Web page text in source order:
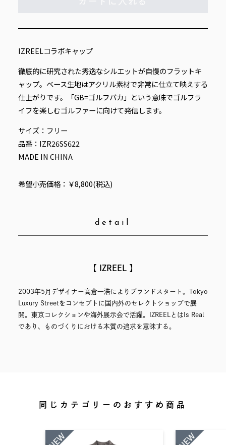
IZREELコラボキャップ
徹底的に研究された秀逸なシルエットが自慢のフラットキ
ャップ。ベース生地はアクリル素材で非常に仕立て映えする
仕上がりです。「GB=ゴルフバカ」という意味でゴルフラ
イフを楽しむゴルファーに向けて発信します。
サイズ：フリー
品番：IZR26SS622
MADE IN CHINA
希望小売価格：￥8,800(税込)
detail
【 IZREEL 】
2003年5月デザイナー高倉一浩によりブランドスタート。Tokyo
Luxury Streetをコンセプトに国内外のセレクトショップで展
開。東京コレクションや海外展示会で活躍。IZREELとはIs Real
であり、ものづくりにおける本質の追求を意味する。
同じカテゴリーのおすすめ商品